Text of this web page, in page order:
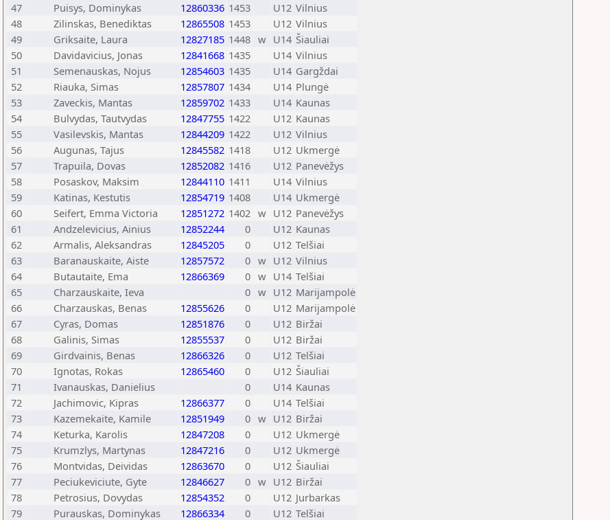
47
Puisys, Dominykas 12860336 1453 U12 Vilnius
48
Zilinskas, Benediktas 12865508 1453 U12 Vilnius
49
Griksaite, Laura 12827185 1448 w U14 Šiauliai
50
Davidavicius, Jonas 12841668 1435 U14 Vilnius
51
Semenauskas, Nojus 12854603 1435 U14 Gargždai
52
Riauka, Simas 12857807 1434 U14 Plungė
53
Zaveckis, Mantas 12859702 1433 U14 Kaunas
54
Bulvydas, Tautvydas 12847755 1422 U12 Kaunas
55
Vasilevskis, Mantas 12844209 1422 U12 Vilnius
56
Augunas, Tajus 12845582 1418 U12 Ukmergė
57
Trapuila, Dovas 12852082 1416 U12 Panevėžys
58
Posaskov, Maksim 12844110 1411 U14 Vilnius
59
Katinas, Kestutis 12854719 1408 U14 Ukmergė
60
Seifert, Emma Victoria 12851272 1402 w U12 Panevėžys
61
Andzelevicius, Ainius 12852244 0 U12 Kaunas
62
Armalis, Aleksandras 12845205 0 U12 Telšiai
63
Baranauskaite, Aiste 12857572 0 w U12 Vilnius
64
Butautaite, Ema 12866369 0 w U14 Telšiai
65
Charzauskaite, Ieva 0 w U12 Marijampolė
66
Charzauskas, Benas 12855626 0 U12 Marijampolė
67
Cyras, Domas 12851876 0 U12 Biržai
68
Galinis, Simas 12855537 0 U12 Biržai
69
Girdvainis, Benas 12866326 0 U12 Telšiai
70
Ignotas, Rokas 12865460 0 U12 Šiauliai
71
Ivanauskas, Danielius 0 U14 Kaunas
72
Jachimovic, Kipras 12866377 0 U14 Telšiai
73
Kazemekaite, Kamile 12851949 0 w U12 Biržai
74
Keturka, Karolis 12847208 0 U12 Ukmergė
75
Krumzlys, Martynas 12847216 0 U12 Ukmergė
76
Montvidas, Deividas 12863670 0 U12 Šiauliai
77
Peciukeviciute, Gyte 12846627 0 w U12 Biržai
78
Petrosius, Dovydas 12854352 0 U12 Jurbarkas
79
Purauskas, Dominykas 12866334 0 U12 Telšiai